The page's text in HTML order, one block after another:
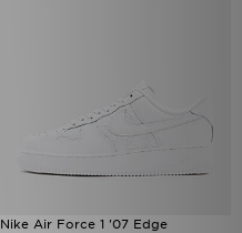
Nike Air Force 1 '07 Edge